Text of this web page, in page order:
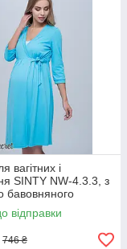
вагітних і
SINTY NW-4.3.3, з
бавовняного
блакитний
відправки
746 ₴